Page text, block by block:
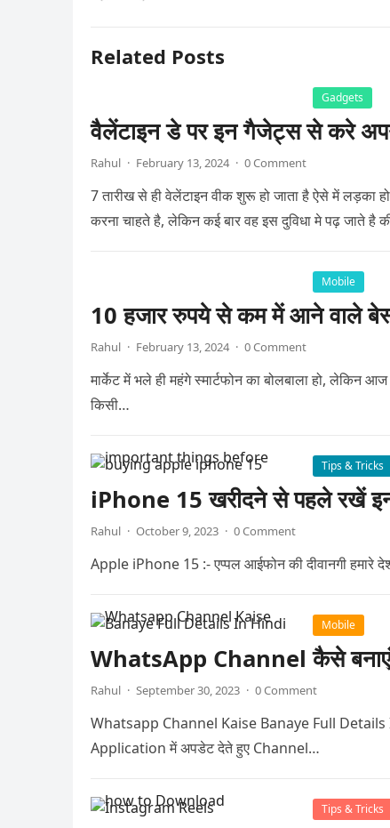
Related Posts
Gadgets
वैलेंटाइन डे पर इन गैजेट्स से करे
Rahul · February 13, 2024 · 0 Comment
7 तारीख से ही वेलेंटाइन वीक शुरू हो जाता है ऐसे में लड़का
करना चाहते है, लेकिन कई बार वह इस दुविधा मे पढ़ जाते है
Mobile
10 हजार रुपये से कम में आने वाले
Rahul · February 13, 2024 · 0 Comment
मार्केट में भले ही महंगे स्मार्टफोन का बोलबाला हो, लेकिन
किसी…
Tips & Tricks
iPhone 15 खरीदने से पहले रखें इन
Rahul · October 9, 2023 · 0 Comment
Apple iPhone 15 :- एप्पल आईफोन की दीवानगी हमारे
Mobile
WhatsApp Channel कैसे बनाएं?
Rahul · September 30, 2023 · 0 Comment
Whatsapp Channel Kaise Banaye Full Details
Application में अपडेट देते हुए Channel…
Tips & Tricks